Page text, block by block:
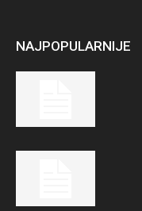
NAJPOPULARNIJE